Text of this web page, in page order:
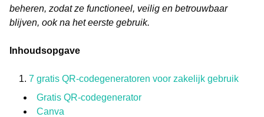
beheren, zodat ze functioneel, veilig en betrouwbaar
blijven, ook na het eerste gebruik.
Inhoudsopgave
7 gratis QR-codegeneratoren voor zakelijk gebruik
Gratis QR-codegenerator
Canva